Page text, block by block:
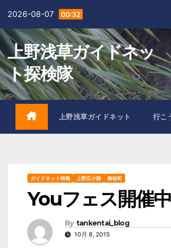
content
2026-08-07 00:32
上野浅草ガイドネッ
ト探検隊
上野浅草ガイドネット 行こ
ガイドネット特集 上野広小路 御徒町
Youフェス開催
By tankentai_blog
10月 8, 2015